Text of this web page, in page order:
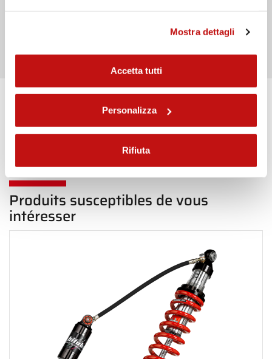
Mostra dettagli
Accetta tutti
Personalizza
Rifiuta
Haut de page Arrière
Produits susceptibles de vous
intéresser